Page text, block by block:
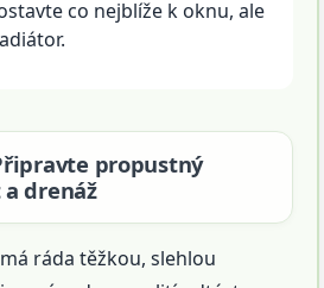
co nejblíže k oknu, ale
propustný
drenáž
ráda těžkou, slehlou